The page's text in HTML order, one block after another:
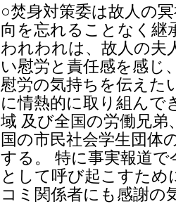
○焚身対策委は故人の
向を忘れることなく継
われわれは、故人の夫
い慰労と責任感を感じ
慰労の気持ちを伝えた
に情熱的に取り組んで
域 及び全国の労働兄弟
国の市民社会学生団体
する。 特に事実報道
として呼び起こすた
コミ関係者にも感謝の